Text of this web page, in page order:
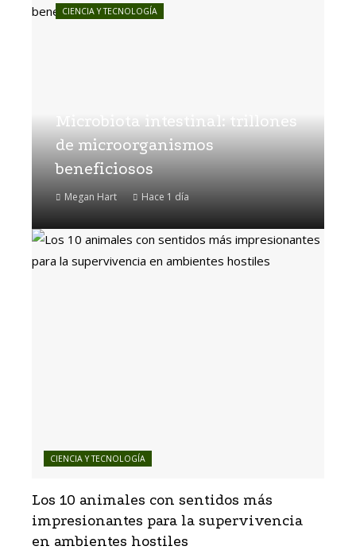
Microbiota intestinal: trillones
de microorganismos
beneficiosos
Megan Hart Hace 1 día
CIENCIA Y TECNOLOGÍA
CIENCIA Y TECNOLOGÍA
Los 10 animales con sentidos más
impresionantes para la supervivencia
en ambientes hostiles